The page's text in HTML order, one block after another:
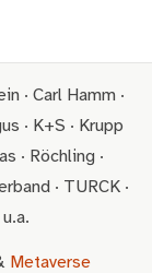
· Carl Hamm ·
· K+S · Krupp
· Röchling ·
· TURCK ·
Metaverse